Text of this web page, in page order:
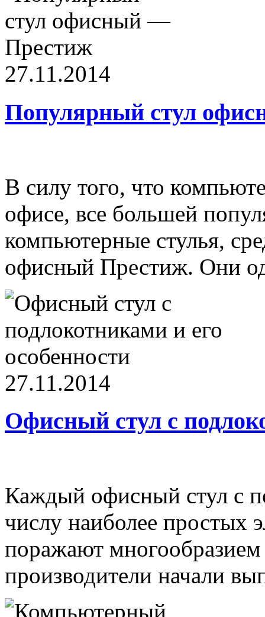
27.11.2014
Популярный стул
В силу того, что
офисе, все большей
компьютерные стулья,
офисный Престиж. Они
27.11.2014
Офисный стул с
Каждый офисный стул с
числу наиболее простых
поражают
производители начали